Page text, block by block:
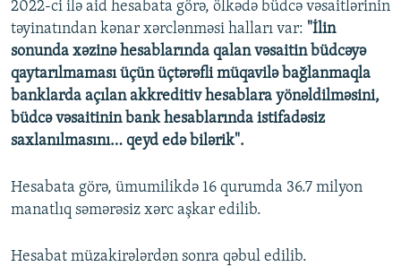
2022-ci ilə aid hesabata görə, ölkədə büdcə vəsaitlərinin
təyinatından kənar xərclənməsi halları var: "İlin
sonunda xəzinə hesablarında qalan vəsaitin büdcəyə
qaytarılmaması üçün üçtərəfli müqavilə bağlanmaqla
banklarda açılan akkreditiv hesablara yönəldilməsini,
büdcə vəsaitinin bank hesablarında istifadəsiz
saxlanılmasını… qeyd edə bilərik".
Hesabata görə, ümumilikdə 16 qurumda 36.7 milyon
manatlıq səmərəsiz xərc aşkar edilib.
Hesabat müzakirələrdən sonra qəbul edilib.